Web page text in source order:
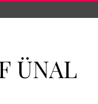
ÜNAL